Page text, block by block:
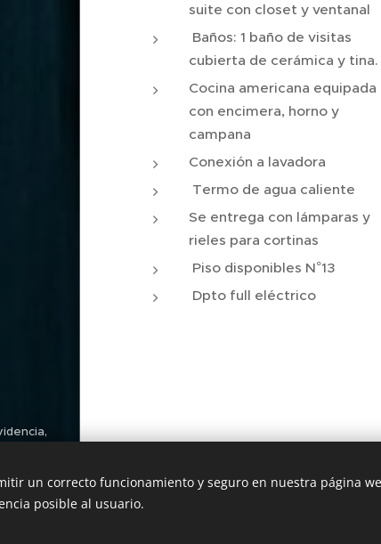
suite con closet y ventanal
Baños: 1 baño de visitas
cubierta de cerámica y tina.
Cocina americana equipada
con encimera, horno y
campana
Conexión a lavadora
Termo de agua caliente
Se entrega con lámparas y
rieles para cortinas
Piso disponibles N°13
Dpto full eléctrico
un correcto funcionamiento y seguro en nuestra página
posible al usuario.